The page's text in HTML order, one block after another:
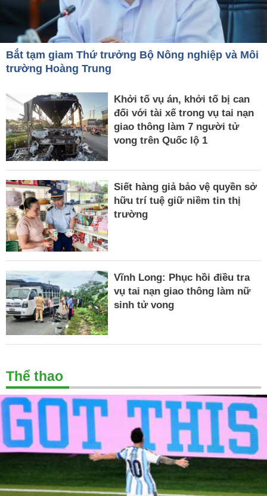
Bắt tạm giam Thứ trưởng Bộ Nông nghiệp và Môi
trường Hoàng Trung
Khởi tố vụ án, khởi tố bị can
đối với tài xế trong vụ tai nạn
giao thông làm 7 người tử
vong trên Quốc lộ 1
Siết hàng giả bảo vệ quyền sở
hữu trí tuệ giữ niềm tin thị
trường
Vĩnh Long: Phục hồi điều tra
vụ tai nạn giao thông làm nữ
sinh tử vong
Thể thao